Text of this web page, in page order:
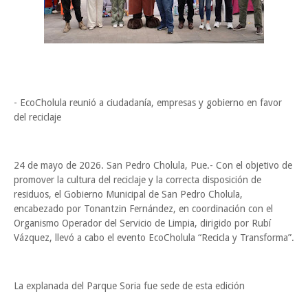
- EcoCholula reunió a ciudadanía, empresas y gobierno en favor
del reciclaje
24 de mayo de 2026. San Pedro Cholula, Pue.- Con el objetivo de
promover la cultura del reciclaje y la correcta disposición de
residuos, el Gobierno Municipal de San Pedro Cholula,
encabezado por Tonantzin Fernández, en coordinación con el
Organismo Operador del Servicio de Limpia, dirigido por Rubí
Vázquez, llevó a cabo el evento EcoCholula “Recicla y Transforma”.
La explanada del Parque Soria fue sede de esta edición